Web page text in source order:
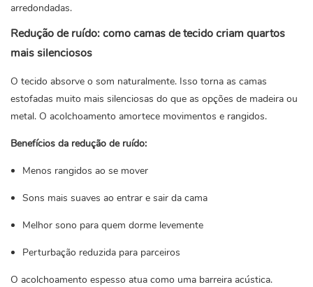
arredondadas.
Redução de ruído: como camas de tecido criam quartos
mais silenciosos
O tecido absorve o som naturalmente. Isso torna as camas
estofadas muito mais silenciosas do que as opções de madeira ou
metal. O acolchoamento amortece movimentos e rangidos.
Benefícios da redução de ruído:
Menos rangidos ao se mover
Sons mais suaves ao entrar e sair da cama
Melhor sono para quem dorme levemente
Perturbação reduzida para parceiros
O acolchoamento espesso atua como uma barreira acústica.